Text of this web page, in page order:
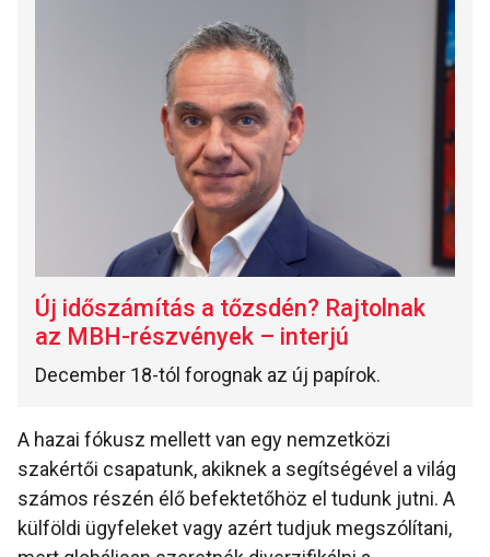
Új időszámítás a tőzsdén? Rajtolnak
az MBH-részvények – interjú
December 18-tól forognak az új papírok.
A hazai fókusz mellett van egy nemzetközi
szakértői csapatunk, akiknek a segítségével a világ
számos részén élő befektetőhöz el tudunk jutni. A
külföldi ügyfeleket vagy azért tudjuk megszólítani,